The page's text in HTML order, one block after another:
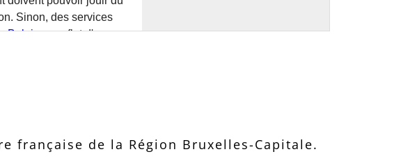
française de la Région Bruxelles-Capitale.